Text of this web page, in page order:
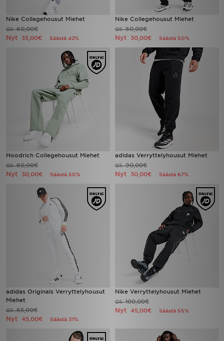
Nike Collegehousut Miehet
Oli60,00€
Nyt 35,00€ Säästä 42%
Nike Collegehousut Miehet
Oli60,00€
Nyt 30,00€ Säästä 50%
Hoodrich Collegehousut Miehet
Oli60,00€
Nyt 30,00€ Säästä 50%
adidas Verryttelyhousut Miehet
Oli90,00€
Nyt 30,00€ Säästä 67%
adidas Originals Verryttelyhousut
Miehet
Oli65,00€
Nyt 45,00€ Säästä 31%
Nike Verryttelyhousut Miehet
Oli100,00€
Nyt 45,00€ Säästä 55%